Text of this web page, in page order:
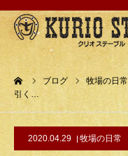
ブログ 牧場の日常
引く…
2020.04.29 牧場の日常
牧場紹介
乗馬メニュー